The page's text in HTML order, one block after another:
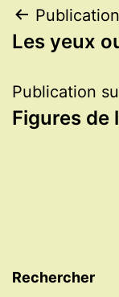
de
l’article
Les yeux
Publication
Figures de
Rechercher